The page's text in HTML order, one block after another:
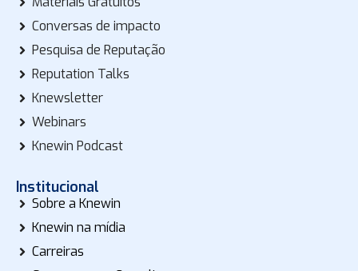
Conversas de impacto
Pesquisa de Reputação
Reputation Talks
Knewsletter
Webinars
Knewin Podcast
Institucional
Sobre a Knewin
Knewin na mídia
Carreiras